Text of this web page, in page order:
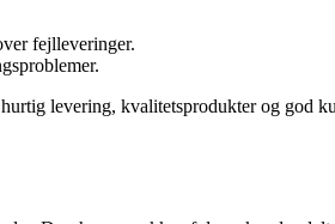
fejlleveringer.
levering, kvalitetsprodukter og god